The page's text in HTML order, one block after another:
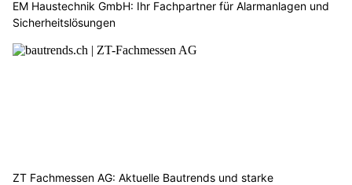
EM Haustechnik GmbH: Ihr Fachpartner für Alarmanlagen und
Sicherheitslösungen
ZT Fachmessen AG: Aktuelle Bautrends und starke